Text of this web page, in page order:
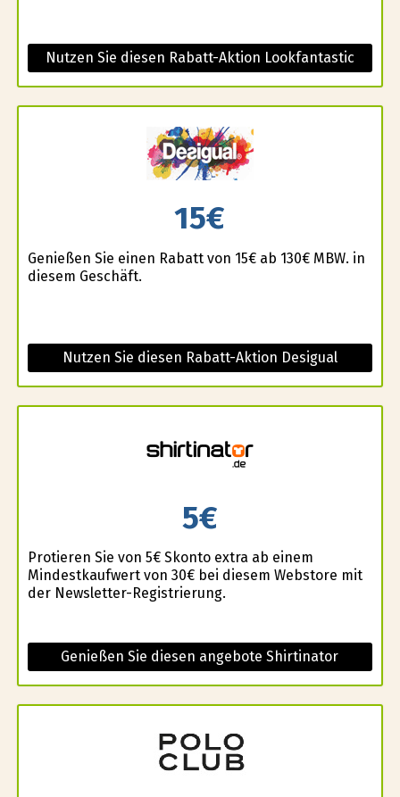
Nutzen Sie diesen Rabatt-Aktion Lookfantastic
15€
Genießen Sie einen Rabatt von 15€ ab 130€ MBW. in
diesem Geschäft.
Nutzen Sie diesen Rabatt-Aktion Desigual
5€
Profitieren Sie von 5€ Skonto extra ab einem
Mindestkaufwert von 30€ bei diesem Webstore mit
der Newsletter-Registrierung.
Genießen Sie diesen angebote Shirtinator